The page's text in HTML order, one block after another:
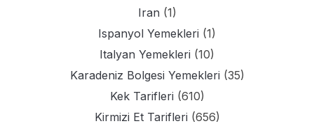
Iran (1)
Ispanyol Yemekleri (1)
Italyan Yemekleri (10)
Karadeniz Bolgesi Yemekleri (35)
Kek Tarifleri (610)
Kirmizi Et Tarifleri (656)